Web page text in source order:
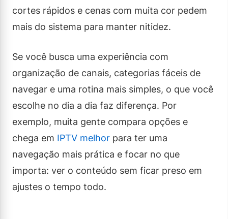
cortes rápidos e cenas com muita cor pedem
mais do sistema para manter nitidez.
Se você busca uma experiência com
organização de canais, categorias fáceis de
navegar e uma rotina mais simples, o que você
escolhe no dia a dia faz diferença. Por
exemplo, muita gente compara opções e
chega em IPTV melhor para ter uma
navegação mais prática e focar no que
importa: ver o conteúdo sem ficar preso em
ajustes o tempo todo.